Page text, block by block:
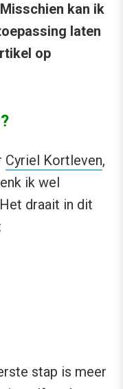
kan ik
laten
op
Cyriel Kortleven,
ik wel
draait in dit
stap is meer